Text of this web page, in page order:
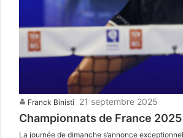
Franck Binisti 21 septembre 2025
Championnats de France
La journée de dimanche s’annonce